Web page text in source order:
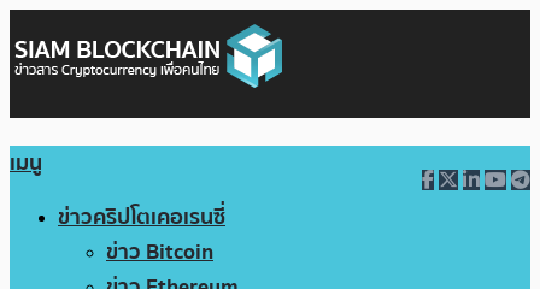
เมนู
ข่าวคริปโตเคอเรนซี่
ข่าว Bitcoin